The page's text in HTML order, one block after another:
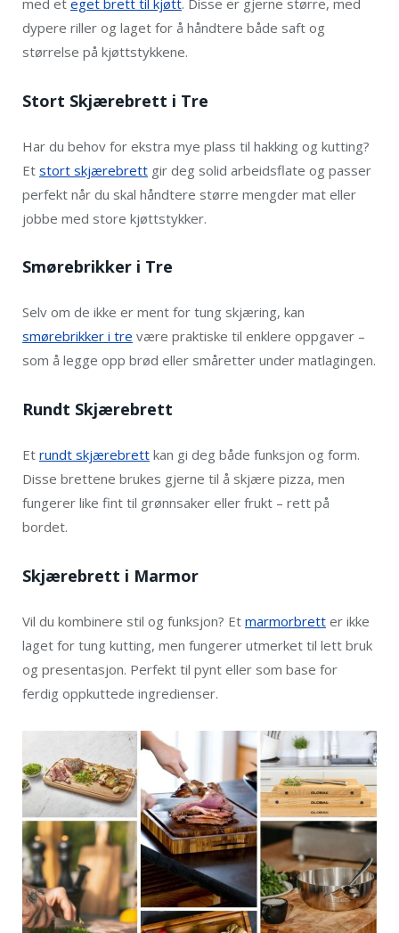
dypere riller og laget for å håndtere både saft og
størrelse på kjøttstykkene.
Stort Skjærebrett i Tre
Har du behov for ekstra mye plass til hakking og kutting?
Et stort skjærebrett gir deg solid arbeidsflate og passer
perfekt når du skal håndtere større mengder mat eller
jobbe med store kjøttstykker.
Smørebrikker i Tre
Selv om de ikke er ment for tung skjæring, kan
smørebrikker i tre være praktiske til enklere oppgaver –
som å legge opp brød eller småretter under matlagingen.
Rundt Skjærebrett
Et rundt skjærebrett kan gi deg både funksjon og form.
Disse brettene brukes gjerne til å skjære pizza, men
fungerer like fint til grønnsaker eller frukt – rett på
bordet.
Skjærebrett i Marmor
Vil du kombinere stil og funksjon? Et marmorbrett er ikke
laget for tung kutting, men fungerer utmerket til lett bruk
og presentasjon. Perfekt til pynt eller som base for
ferdig oppkuttede ingredienser.